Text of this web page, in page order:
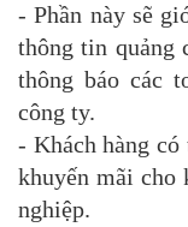
- Phần này sẽ
thông tin quảng
thông báo các
công ty.
- Khách hàng
khuyến mãi cho
nghiệp.